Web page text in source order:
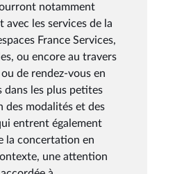
notamment
les services de la
France Services,
ou encore au travers
de rendez-vous en
dans les plus petites
des modalités et des
entrent également
la concertation en
une attention